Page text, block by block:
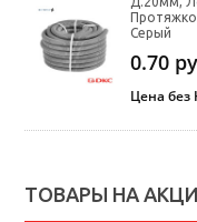
Серый
0.70
Цена без
ТОВАРЫ НА